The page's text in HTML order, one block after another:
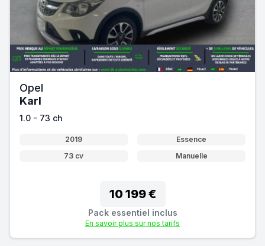
Opel
Karl
1.0 - 73 ch
2019
Essence
73 cv
Manuelle
10 199 €
Pack essentiel inclus
En savoir plus sur nos tarifs